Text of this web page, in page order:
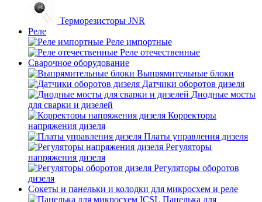
Терморезисторы JNR
Реле
Реле импортные
Реле отечественные
Сварочное оборудование
Выпрямительные блоки
Датчики оборотов дизеля
Диодные мосты
для сварки и дизелей
Корректоры
напряжения дизеля
Платы управления дизеля
Регуляторы
напряжения дизеля
Регуляторы оборотов
дизеля
Сокеты и панельки и колодки для микросхем и реле
Панелька для